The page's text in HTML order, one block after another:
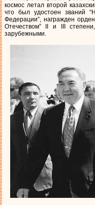
космос летал второй
что был удостоен званий
Федерации”, награжден
Отечеством” II и III
зарубежными.